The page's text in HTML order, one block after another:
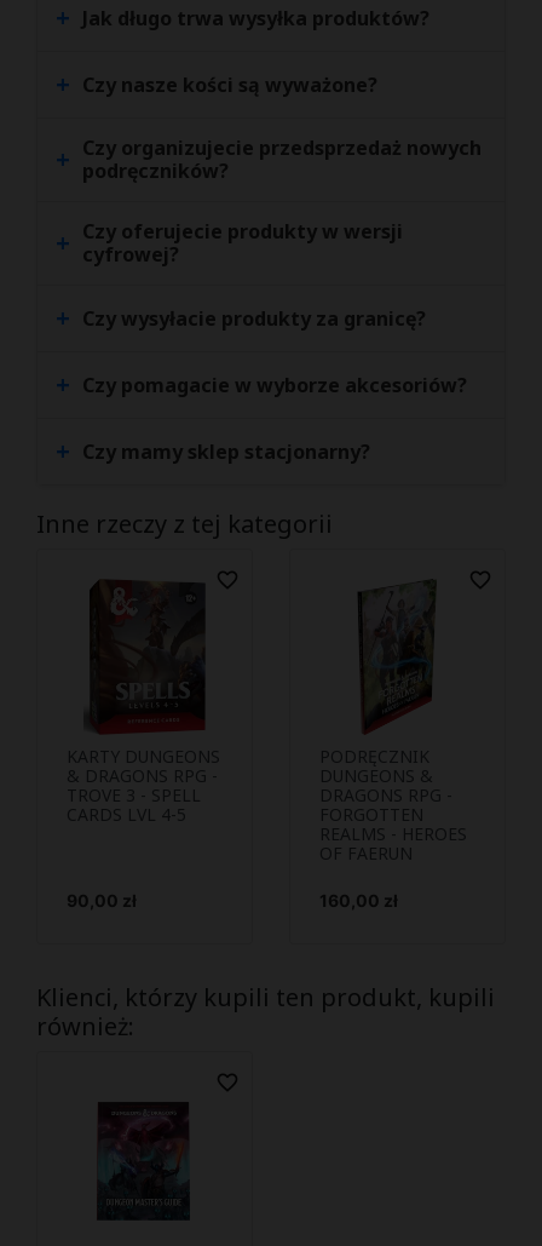
+ Jak długo trwa wysyłka produktów?
+ Czy nasze kości są wyważone?
+ Czy organizujecie przedsprzedaż nowych
podręczników?
+ Czy oferujecie produkty w wersji
cyfrowej?
+ Czy wysyłacie produkty za granicę?
+ Czy pomagacie w wyborze akcesoriów?
+ Czy mamy sklep stacjonarny?
Inne rzeczy z tej kategorii
 Podejrzyj i
kup
KARTY DUNGEONS
& DRAGONS RPG -
TROVE 3 - SPELL
CARDS LVL 4-5
favorite_border
Cena
90,00 zł
Podejrzyj i
kup
PODRĘCZNIK
DUNGEONS &
DRAGONS RPG -
FORGOTTEN
REALMS - HEROES
OF FAERUN
favorite_border
Cena
160,00 zł
Klienci, którzy kupili ten produkt, kupili
również:
favorite_border